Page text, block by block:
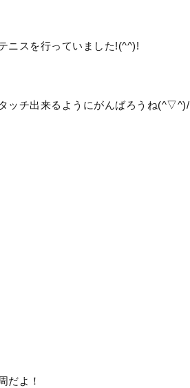
ニスを行っていました!(^^)!
ッチ出来るようにがんばろうね(^▽^)/
だよ！